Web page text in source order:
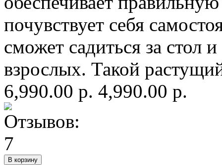
почувствует себя
сможет садиться за стол
взрослых. Такой
6,990.00 р. 4,990.00 р.